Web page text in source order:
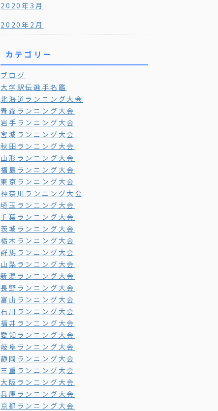
2020年3月
2020年2月
カテゴリー
ブログ
大学駅伝選手名鑑
北海道ランニング大会
青森ランニング大会
岩手ランニング大会
宮城ランニング大会
秋田ランニング大会
山形ランニング大会
福島ランニング大会
東京ランニング大会
神奈川ランニング大会
埼玉ランニング大会
千葉ランニング大会
茨城ランニング大会
栃木ランニング大会
群馬ランニング大会
山梨ランニング大会
新潟ランニング大会
長野ランニング大会
富山ランニング大会
石川ランニング大会
福井ランニング大会
愛知ランニング大会
岐阜ランニング大会
静岡ランニング大会
三重ランニング大会
大阪ランニング大会
兵庫ランニング大会
京都ランニング大会